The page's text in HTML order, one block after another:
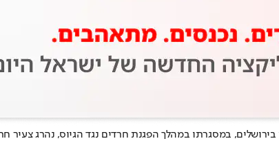
נגד הגיוס, נהרג צעיר חרדי בן 14 מדריסת אוטובוס. בנוסף, נפגעו שלושה הולכי רגל נוספים - שניים בני 17